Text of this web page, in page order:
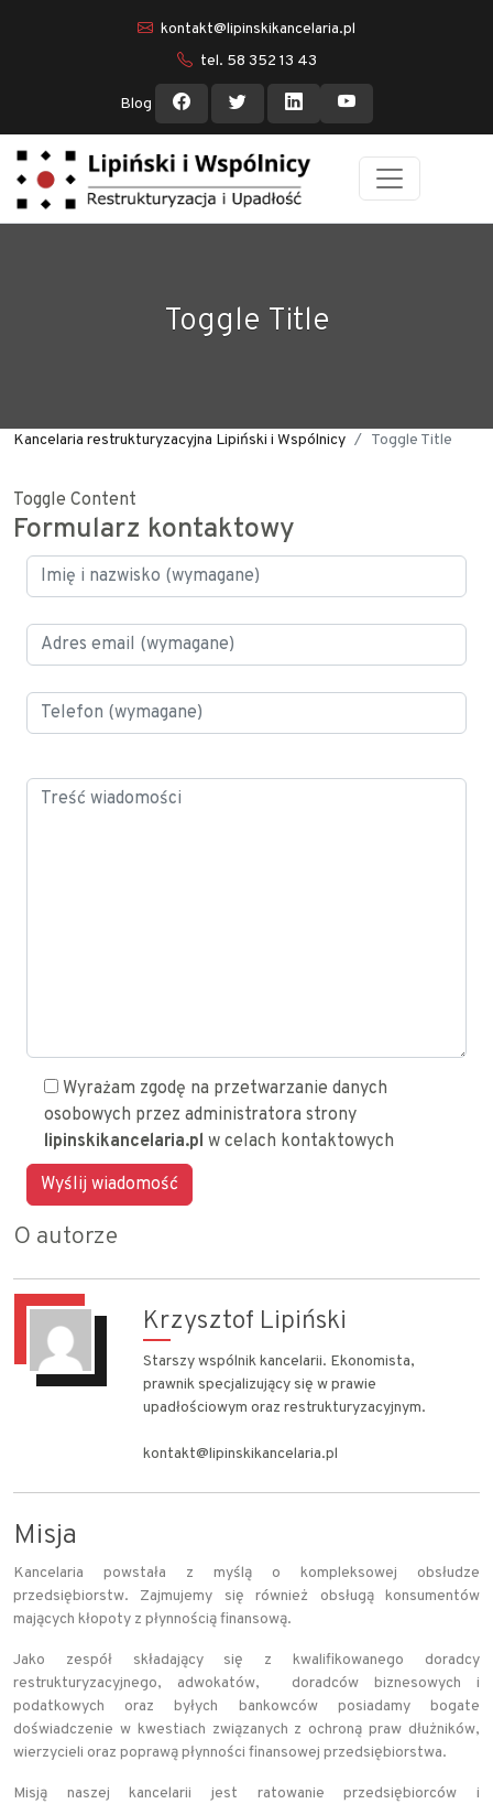
kontakt@lipinskikancelaria.pl
tel. 58 352 13 43
Blog
Toggle Title
Kancelaria restrukturyzacyjna Lipiński i Wspólnicy Toggle Title
Toggle Content
Formularz kontaktowy
Wyrażam zgodę na przetwarzanie danych
osobowych przez administratora strony
lipinskikancelaria.pl w celach kontaktowych
O autorze
Krzysztof Lipiński
Starszy wspólnik kancelarii. Ekonomista,
prawnik specjalizujący się w prawie
upadłościowym oraz restrukturyzacyjnym.
kontakt@lipinskikancelaria.pl
Misja
Kancelaria powstała z myślą o kompleksowej obsłudze
przedsiębiorstw. Zajmujemy się również obsługą konsumentów
mających kłopoty z płynnością finansową.
Jako zespół składający się z kwalifikowanego doradcy
restrukturyzacyjnego, adwokatów, doradców biznesowych i
podatkowych oraz byłych bankowców posiadamy bogate
doświadczenie w kwestiach związanych z ochroną praw dłużników,
wierzycieli oraz poprawą płynności finansowej przedsiębiorstwa.
Misją naszej kancelarii jest ratowanie przedsiębiorców i